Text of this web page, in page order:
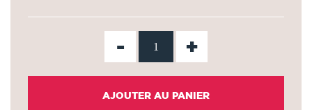
- +
AJOUTER AU PANIER